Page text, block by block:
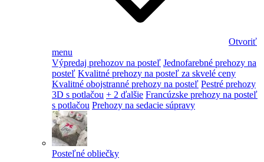
Otvoriť
menu
Výpredaj prehozov na posteľ Jednofarebné prehozy na
posteľ Kvalitné prehozy na posteľ za skvelé ceny
Kvalitné obojstranné prehozy na posteľ Pestré prehozy
3D s potlačou + 2 ďalšie Francúzske prehozy na posteľ
s potlačou Prehozy na sedacie súpravy
Posteľné obliečky